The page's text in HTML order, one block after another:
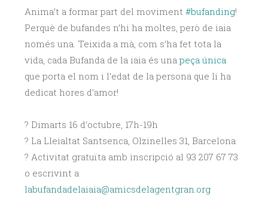
Anima’t a formar part del moviment #bufanding!
Perquè de bufandes n’hi ha moltes, però de iaia
només una. Teixida a mà, com s’ha fet tota la
vida, cada Bufanda de la iaia és unapeça única
que porta el nom i l’edat de la persona que li ha
dedicat hores d’amor!
? Dimarts 16 d’octubre, 17h-19h
? La Lleialtat Santsenca, Olzinelles 31, Barcelona
? Activitat gratuïta amb inscripció al 93 207 67 73
o escrivint a
labufandadelaiaia@amicsdelagentgran.org